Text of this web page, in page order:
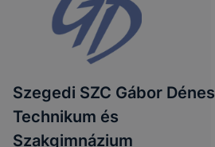
Szegedi SZC Gábor Dénes
Technikum és
Szakgimnázium